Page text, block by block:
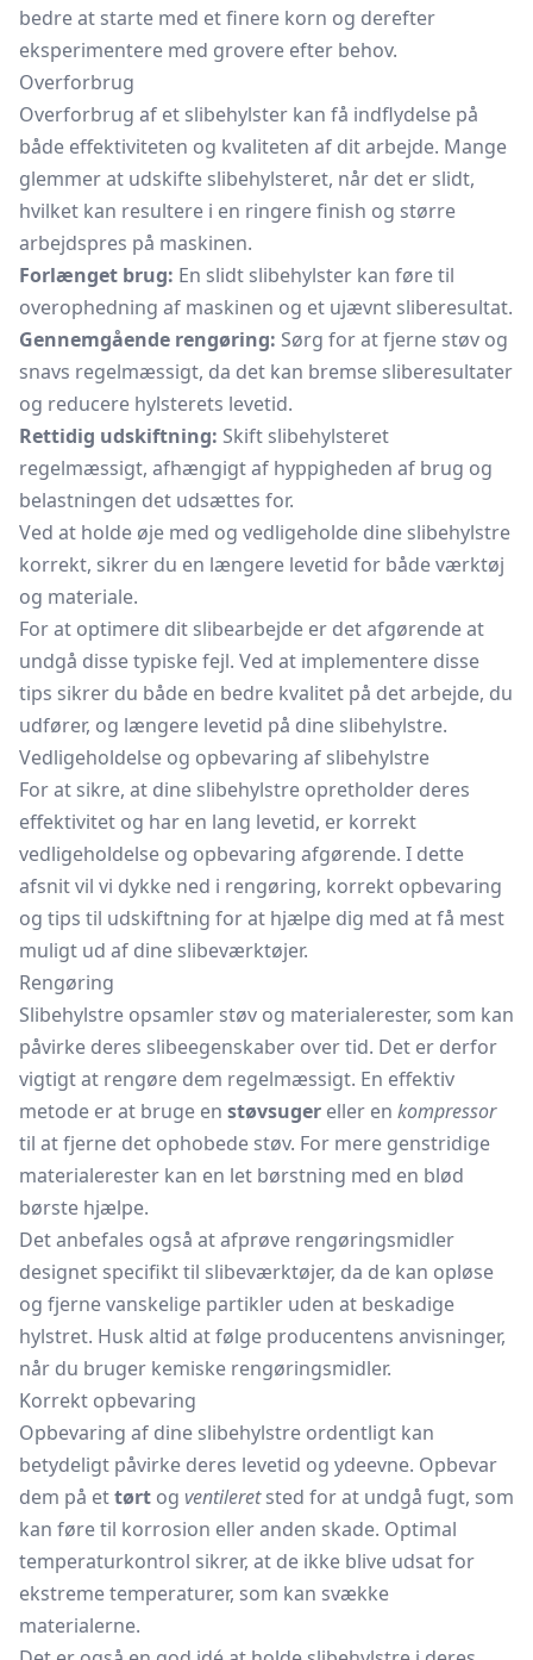
bedre at starte med et finere korn og derefter
eksperimentere med grovere efter behov.
Overforbrug
Overforbrug af et slibehylster kan få indflydelse på
både effektiviteten og kvaliteten af dit arbejde. Mange
glemmer at udskifte slibehylsteret, når det er slidt,
hvilket kan resultere i en ringere finish og større
arbejdspres på maskinen.
Forlænget brug: En slidt slibehylster kan føre til
overophedning af maskinen og et ujævnt sliberesultat.
Gennemgående rengøring: Sørg for at fjerne støv og
snavs regelmæssigt, da det kan bremse sliberesultater
og reducere hylsterets levetid.
Rettidig udskiftning: Skift slibehylsteret
regelmæssigt, afhængigt af hyppigheden af brug og
belastningen det udsættes for.
Ved at holde øje med og vedligeholde dine slibehylstre
korrekt, sikrer du en længere levetid for både værktøj
og materiale.
For at optimere dit slibearbejde er det afgørende at
undgå disse typiske fejl. Ved at implementere disse
tips sikrer du både en bedre kvalitet på det arbejde, du
udfører, og længere levetid på dine slibehylstre.
Vedligeholdelse og opbevaring af slibehylstre
For at sikre, at dine slibehylstre opretholder deres
effektivitet og har en lang levetid, er korrekt
vedligeholdelse og opbevaring afgørende. I dette
afsnit vil vi dykke ned i rengøring, korrekt opbevaring
og tips til udskiftning for at hjælpe dig med at få mest
muligt ud af dine slibeværktøjer.
Rengøring
Slibehylstre opsamler støv og materialerester, som kan
påvirke deres slibeegenskaber over tid. Det er derfor
vigtigt at rengøre dem regelmæssigt. En effektiv
metode er at bruge en støvsuger eller en kompressor
til at fjerne det ophobede støv. For mere genstridige
materialerester kan en let børstning med en blød
børste hjælpe.
Det anbefales også at afprøve rengøringsmidler
designet specifikt til slibeværktøjer, da de kan opløse
og fjerne vanskelige partikler uden at beskadige
hylstret. Husk altid at følge producentens anvisninger,
når du bruger kemiske rengøringsmidler.
Korrekt opbevaring
Opbevaring af dine slibehylstre ordentligt kan
betydeligt påvirke deres levetid og ydeevne. Opbevar
dem på ettørt og ventileretsted for at undgå fugt, som
kan føre til korrosion eller anden skade. Optimal
temperaturkontrol sikrer, at de ikke blive udsat for
ekstreme temperaturer, som kan svække
materialerne.